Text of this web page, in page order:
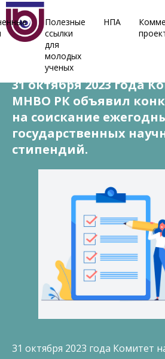
Полезные
ссылки
для
молодых
ученых
НПА
31 октября, 2023
31 октября 2023 года
МНВО РК объявил
на соискание
государственных
стипендий.
31 октября 2023 года Комитет